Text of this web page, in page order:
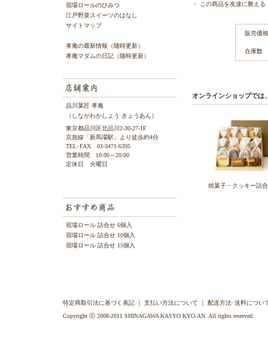
宿場ロールのひみつ
江戸野菜スイーツのはなし
サイトマップ
孝庵の最新情報（随時更新）
孝庵マダムの日記（随時更新）
品川菓匠 孝庵
（しながわかしょう きょうあん）
東京都品川区北品川2-30-27-1F
京急線「新馬場駅」より徒歩約4分
TEL･FAX 03-3471-6395
営業時間 10:00～20:00
定休日 火曜日
宿場ロール 詰合せ 6個入
宿場ロール 詰合せ 10個入
宿場ロール 詰合せ 15個入
・
この商品を友達に教える
販売価格
在庫数
オンラインショップでは
焼菓子・クッキー詰
特定商取引法に基づく表記 ｜ 支払い方法について ｜ 配送方法･送料につい
Copyright ⓒ 2008-2011 SHINAGAWA KASYO KYO-AN. All rights reserved.